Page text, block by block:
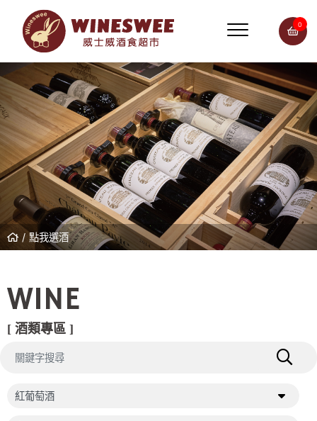
0
點我選酒
WINE
[ 酒類專區 ]